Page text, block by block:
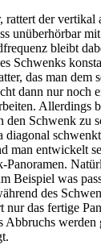
rattert der vertikal
unüberhörbar
bleibt
Schwenks
das man dem
dann nur noch
Allerdings
den Schwenk zu
diagonal
man entwickelt
Beispiel was
des
nur das fertige
Abbruchs